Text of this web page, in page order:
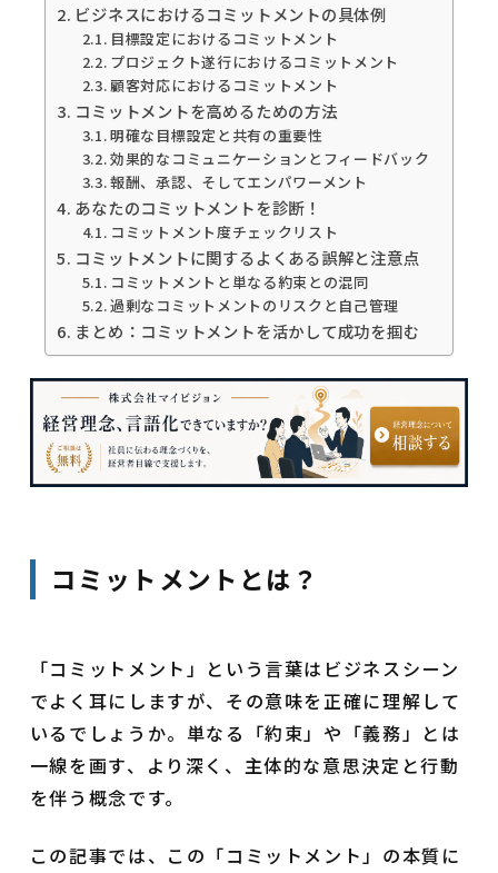
ビジネスにおけるコミットメントの具体例
目標設定におけるコミットメント
プロジェクト遂行におけるコミットメント
顧客対応におけるコミットメント
コミットメントを高めるための方法
明確な目標設定と共有の重要性
効果的なコミュニケーションとフィードバック
報酬、承認、そしてエンパワーメント
あなたのコミットメントを診断！
コミットメント度チェックリスト
コミットメントに関するよくある誤解と注意点
コミットメントと単なる約束との混同
過剰なコミットメントのリスクと自己管理
まとめ：コミットメントを活かして成功を掴む
コミットメントとは？
「コミットメント」という言葉はビジネスシーン
でよく耳にしますが、その意味を正確に理解して
いるでしょうか。単なる「約束」や「義務」とは
一線を画す、より深く、主体的な意思決定と行動
を伴う概念です。
この記事では、この「コミットメント」の本質に